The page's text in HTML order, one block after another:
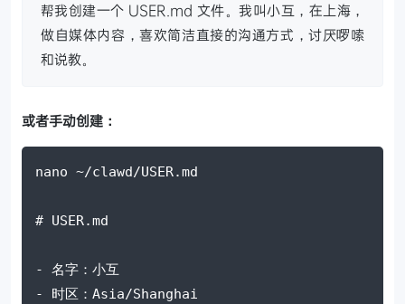
帮我创建一个 USER.md 文件。我叫小互，在上海，
做自媒体内容，喜欢简洁直接的沟通方式，讨厌啰嗦
和说教。
或者手动创建：
nano ~/clawd/USER.md
# USER.md
- 名字：小互
- 时区：Asia/Shanghai